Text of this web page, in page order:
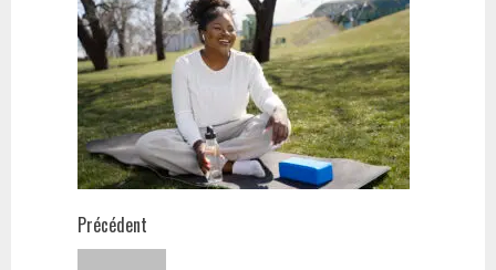
Navigation
Précédent